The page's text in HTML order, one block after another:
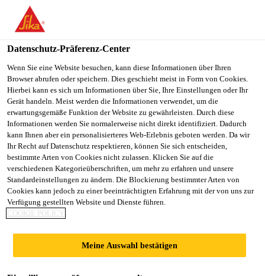
You are accessing "Sika Schweiz AG", it seems you are
accessing it from "Vereinigte Staaten". We have a dedicated
website for your country.
TO
SIKA
USA
STAY ON THE SIKA
SCHWEIZ AG WEBSITE
SELECT A
COUNTRY
Sika Schweiz AG
UNIVERSITY
COLLEGE
LONDON
Datenschutz-Präferenz-Center
Wenn Sie eine Website besuchen, kann diese Informationen über Ihren
Browser abrufen oder speichern. Dies geschieht meist in Form von Cookies.
Hierbei kann es sich um Informationen über Sie, Ihre Einstellungen oder Ihr
Gerät handeln. Meist werden die Informationen verwendet, um die
erwartungsgemäße Funktion der Website zu gewährleisten. Durch diese
Informationen werden Sie normalerweise nicht direkt identifiziert. Dadurch
kann Ihnen aber ein personalisierteres Web-Erlebnis geboten werden. Da wir
Ihr Recht auf Datenschutz respektieren, können Sie sich entscheiden,
bestimmte Arten von Cookies nicht zulassen. Klicken Sie auf die
verschiedenen Kategorieüberschriften, um mehr zu erfahren und unsere
Standardeinstellungen zu ändern. Die Blockierung bestimmter Arten von
Cookies kann jedoch zu einer beeinträchtigten Erfahrung mit der von uns zur
Verfügung gestellten Website und Dienste führen.
COOKIE POLICY
Meine Auswahl bestätigen